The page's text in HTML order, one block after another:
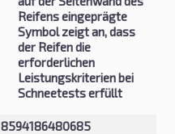
Reifens eingeprägte
Symbol zeigt an, dass
der Reifen die
erforderlichen
Leistungskriterien bei
Schneetests erfüllt
8594186480685